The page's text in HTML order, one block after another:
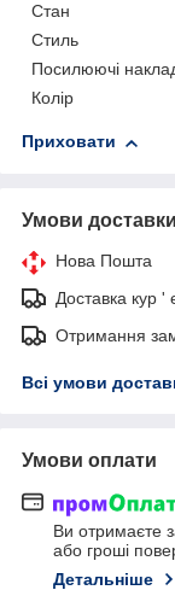
Стан
Стиль
Посилюючі
Колір
Приховати
Умови доставки
Нова Пошта
Доставка кур '
Отримання
Всі умови
Умови оплати
Ви отримаєте
або гроші
Детальніше